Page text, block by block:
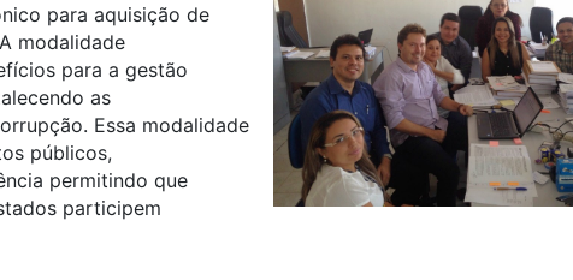
para aquisição de
modalidade
para a gestão
as
Essa modalidade
públicos,
permitindo que
participem